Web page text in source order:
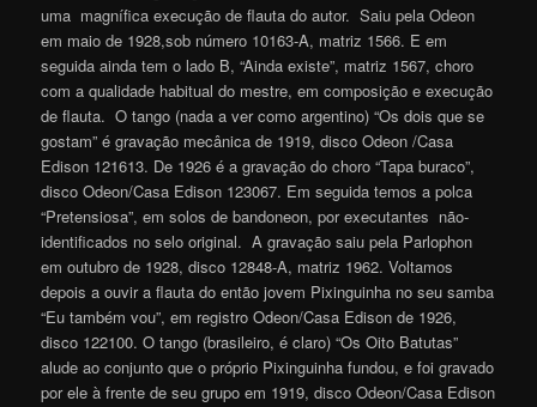
uma magnífica execução de flauta do autor. Saiu pela Odeon
em maio de 1928,sob número 10163-A, matriz 1566. E em
seguida ainda tem o lado B, “Ainda existe”, matriz 1567, choro
com a qualidade habitual do mestre, em composição e execução
de flauta. O tango (nada a ver como argentino) “Os dois que se
gostam” é gravação mecânica de 1919, disco Odeon /Casa
Edison 121613. De 1926 é a gravação do choro “Tapa buraco”,
disco Odeon/Casa Edison 123067. Em seguida temos a polca
“Pretensiosa”, em solos de bandoneon, por executantes não-
identificados no selo original. A gravação saiu pela Parlophon
em outubro de 1928, disco 12848-A, matriz 1962. Voltamos
depois a ouvir a flauta do então jovem Pixinguinha no seu samba
“Eu também vou”, em registro Odeon/Casa Edison de 1926,
disco 122100. O tango (brasileiro, é claro) “Os Oito Batutas”
alude ao conjunto que o próprio Pixinguinha fundou, e foi gravado
por ele à frente de seu grupo em 1919, disco Odeon/Casa Edison